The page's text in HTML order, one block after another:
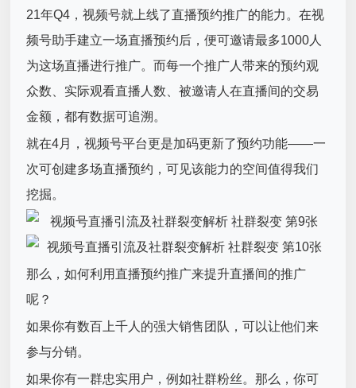
21年Q4，视频号就上线了直播预约推广的能力。在视
频号助手建立一场直播预约后，便可邀请最多1000人
为这场直播进行推广。而每一个推广人带来的预约观
众数、实际观看直播人数、被邀请人在直播间的交易
金额，都有数据可追溯。
就在4月，视频号平台更是加码更新了预约功能——一
次可创建多场直播预约，可见该能力的空间值得我们
挖掘。
那么，如何利用直播预约推广来提升直播间的推广
呢？
如果你有数百上千人的强大销售团队，可以让他们来
参与分销。
如果你有一群忠实用户，例如社群粉丝。那么，你可